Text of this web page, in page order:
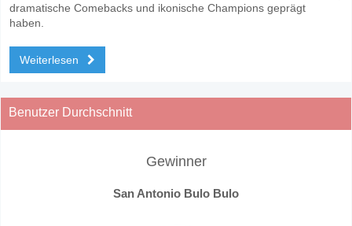
dramatische Comebacks und ikonische Champions geprägt
haben.
Weiterlesen
Benutzer Durchschnitt
Gewinner
San Antonio Bulo Bulo